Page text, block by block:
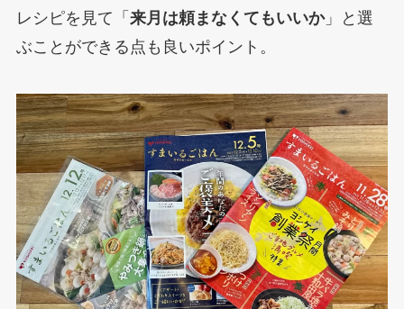
レシピを見て「 来月は頼まなくてもいいか」と選
ぶことができる点も良いポイント。